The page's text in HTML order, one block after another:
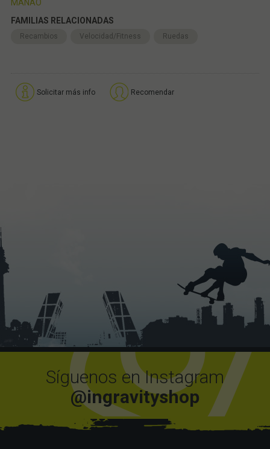
MANAO
FAMILIAS RELACIONADAS
Recambios Velocidad/Fitness Ruedas
Solicitar más info Recomendar
Síguenos en Instagram
@ingravityshop